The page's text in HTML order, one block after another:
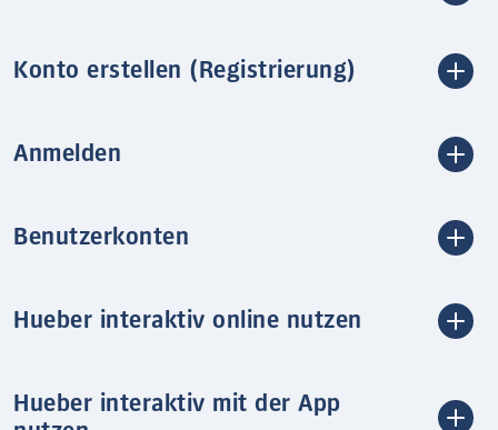
Konto erstellen (Registrierung)
Anmelden
Benutzerkonten
Hueber interaktiv online nutzen
Hueber interaktiv mit der App